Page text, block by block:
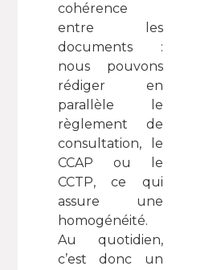
cohérence
entre les
documents :
nous pouvons
rédiger en
parallèle le
règlement de
consultation, le
CCAP ou le
CCTP, ce qui
assure une
homogénéité.
Au quotidien,
c’est donc un